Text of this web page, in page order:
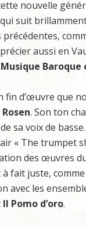
nouvelle
suit
précédentes,
aussi en
Musique Baroque
fin d’œuvre que
Rosen. Son ton
sa voix de basse.
« The trumpet
des œuvres
fait juste,
avec les
Il Pomo d’oro.